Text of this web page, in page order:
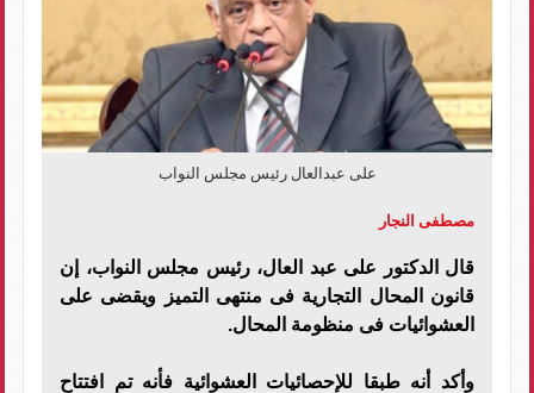
على عبدالعال رئيس مجلس النواب
مصطفى النجار
قال الدكتور على عبد العال، رئيس مجلس النواب، إن
قانون المحال التجارية فى منتهى التميز ويقضى على
العشوائيات فى منظومة المحال.
وأكد أنه طبقا للإحصائيات العشوائية فأنه تم افتتاح